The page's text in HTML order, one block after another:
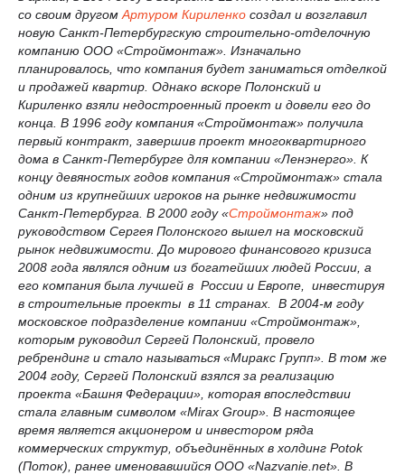
со своим другом Артуром Кириленко создал и возглавил
новую Санкт-Петербургскую строительно-отделочную
компанию ООО «Строймонтаж». Изначально
планировалось, что компания будет заниматься отделкой
и продажей квартир. Однако вскоре Полонский и
Кириленко взяли недостроенный проект и довели его до
конца. В 1996 году компания «Строймонтаж» получила
первый контракт, завершив проект многоквартирного
дома в Санкт-Петербурге для компании «Ленэнерго». К
концу девяностых годов компания «Строймонтаж» стала
одним из крупнейших игроков на рынке недвижимости
Санкт-Петербурга. В 2000 году «Строймонтаж» под
руководством Сергея Полонского вышел на московский
рынок недвижимости. До мирового финансового кризиса
2008 года являлся одним из богатейших людей России, а
его компания была лучшей в России и Европе, инвестируя
в строительные проекты в 11 странах. В 2004-м году
московское подразделение компании «Строймонтаж»,
которым руководил Сергей Полонский, провело
ребрендинг и стало называться «Миракс Групп». В том же
2004 году, Сергей Полонский взялся за реализацию
проекта «Башня Федерации», которая впоследствии
стала главным символом «Mirax Group». В настоящее
время является акционером и инвестором ряда
коммерческих структур, объединённых в холдинг Potok
(Поток), ранее именовавшийся ООО «Nazvanie.net». В